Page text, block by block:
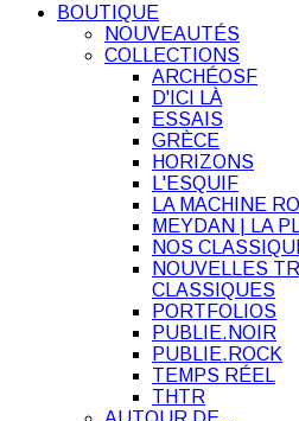
BOUTIQUE
NOUVEAUTÉS
COLLECTIONS
ARCHÉOSF
D'ICI LÀ
ESSAIS
GRÈCE
HORIZONS
L'ESQUIF
LA MACHINE
MEYDAN | LA
NOS
NOUVELLES
CLASSIQUES
PORTFOLIOS
PUBLIE.NOIR
PUBLIE.ROCK
TEMPS RÉEL
THTR